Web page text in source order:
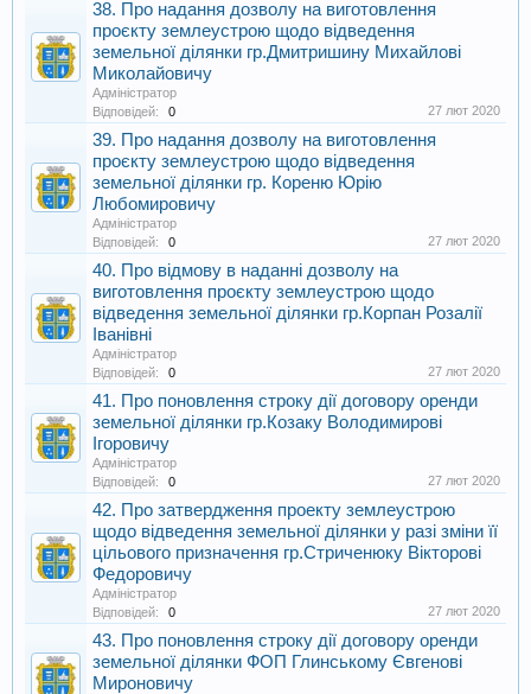
38. Про надання дозволу на виготовлення
проєкту землеустрою щодо відведення
земельної ділянки гр.Дмитришину Михайлові
Миколайовичу
Адміністратор
Відповідей:
0 27 лют 2020
39. Про надання дозволу на виготовлення
проєкту землеустрою щодо відведення
земельної ділянки гр. Кореню Юрію
Любомировичу
Адміністратор
Відповідей:
0 27 лют 2020
40. Про відмову в наданні дозволу на
виготовлення проєкту землеустрою щодо
відведення земельної ділянки гр.Корпан Розалії
Іванівні
Адміністратор
Відповідей:
0 27 лют 2020
41. Про поновлення строку дії договору оренди
земельної ділянки гр.Козаку Володимирові
Ігоровичу
Адміністратор
Відповідей:
0 27 лют 2020
42. Про затвердження проекту землеустрою
щодо відведення земельної ділянки у разі зміни її
цільового призначення гр.Стриченюку Вікторові
Федоровичу
Адміністратор
Відповідей:
0 27 лют 2020
43. Про поновлення строку дії договору оренди
земельної ділянки ФОП Глинському Євгенові
Мироновичу